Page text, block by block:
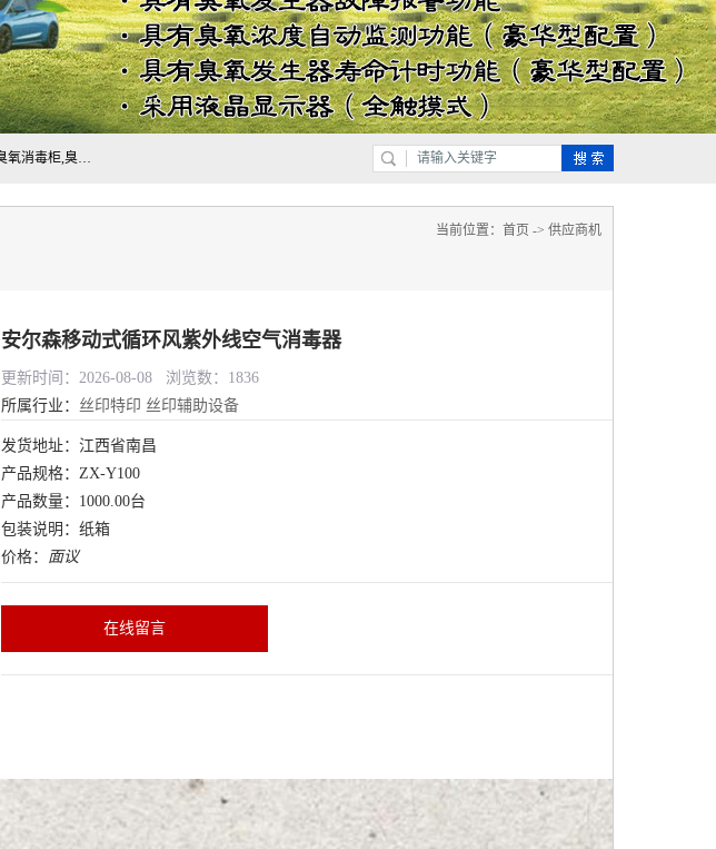
主营:医用空气消毒机，臭氧消空气毒机,循环风紫外线空气消毒机,臭氧发生器,低温烘干臭氧消毒柜,常温臭氧消毒柜,臭氧水消毒机,管道容器臭氧消毒机,内置式臭氧消毒机,外置式臭氧消毒机,床单位臭氧消毒器。医用工作服灭菌柜，医用拖鞋消毒柜,麻醉机内管路消毒机，呼吸机回路消毒机
当前位置： 首页 -> 供应商机
安尔森移动式循环风紫外线空气消毒器
更新时间：2026-08-08 浏览数：1836
所属行业： 丝印特印 丝印辅助设备
发货地址：江西省南昌
产品规格：ZX-Y100
产品数量：1000.00台
包装说明：纸箱
价格： 面议
在线留言